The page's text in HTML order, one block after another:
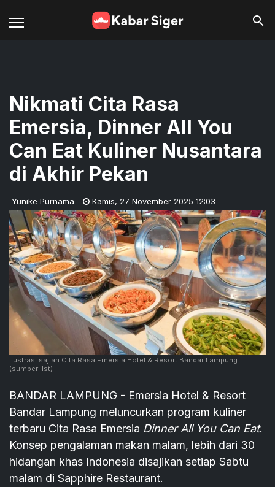
Nikmati Cita Rasa
Emersia, Dinner All You
Can Eat Kuliner Nusantara
di Akhir Pekan
Yunike Purnama - Kamis, 27 November 2025 12:03
Ilustrasi sajian Cita Rasa Emersia Hotel & Resort Bandar Lampung
(sumber: Ist)
BANDAR LAMPUNG - Emersia Hotel & Resort
Bandar Lampung meluncurkan program kuliner
terbaru Cita Rasa Emersia Dinner All You Can Eat.
Konsep pengalaman makan malam, lebih dari 30
hidangan khas Indonesia disajikan setiap Sabtu
malam di Sapphire Restaurant.